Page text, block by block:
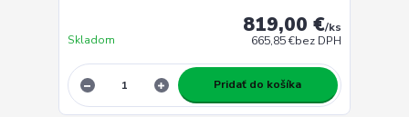
819,00 €/ks
665,85 €bez DPH
Skladom
Pridať do košíka